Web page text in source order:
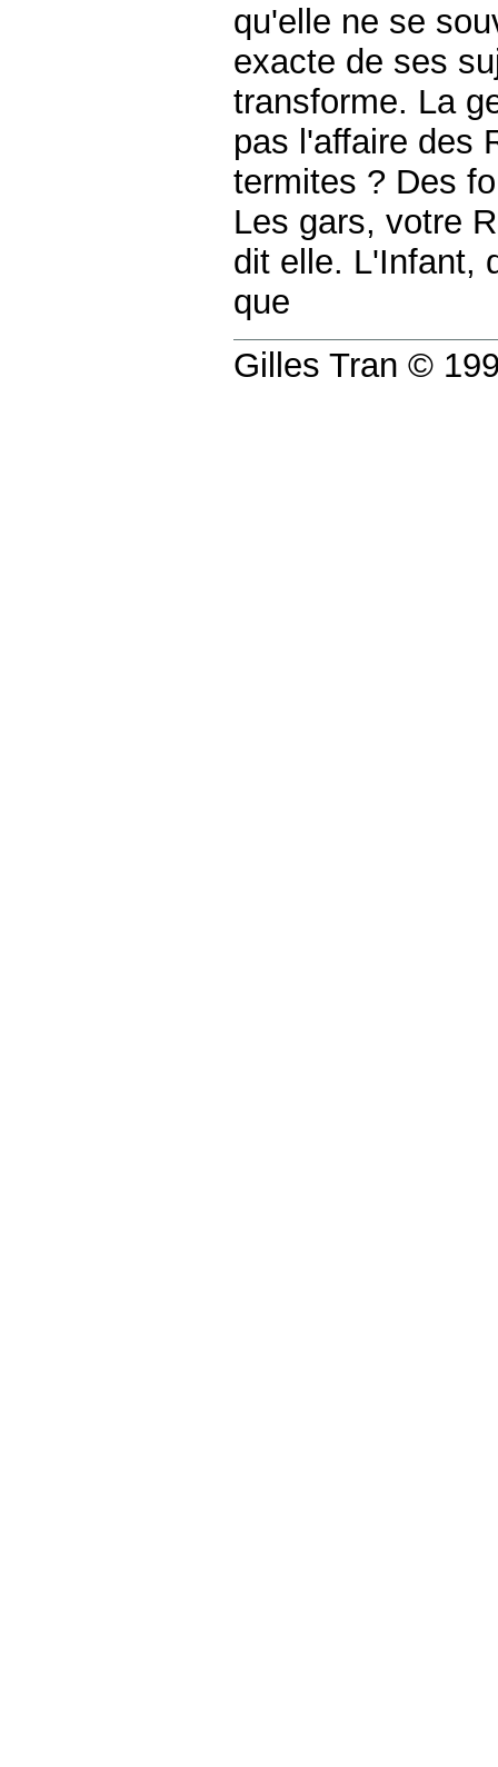
qu'elle ne se
exacte de ses
transforme. La
pas l'affaire des
termites ? Des
Les gars, votre
dit elle. L'Infant,
que
Gilles Tran ©